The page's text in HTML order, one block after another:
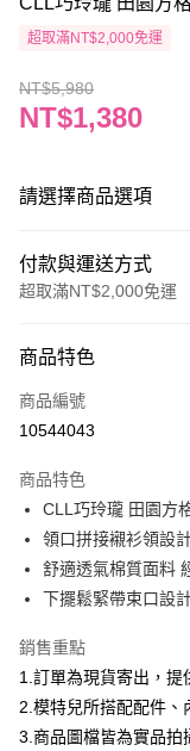
超取滿NT$2,000免運
NT$5,980
NT$1,380
請選擇商品選項
付款與運送方式
超取滿NT$2,000免運
信用卡一次付款
信用卡分期付款
合作金庫商業銀行
華南商業銀行
上海商業儲蓄銀行
國泰世華商業銀行
臺灣中小企業銀行
聯邦商業銀行
元大商業銀行
台新國際商業銀行
台灣樂天信用卡公司
超商取貨付款
LINE Pay
Apple Pay
悠遊付
Google Pay
商品特色
商品編號
10544043
商品特色
CLL巧玲瓏 田園方
領口拼接襯衫領設
舒適透氣棉質面料
下擺鬆緊帶束口設
銷售重點
1.訂單為現貨寄出，提
2.模特兒所搭配配件、
3.商品圖檔皆為實品拍